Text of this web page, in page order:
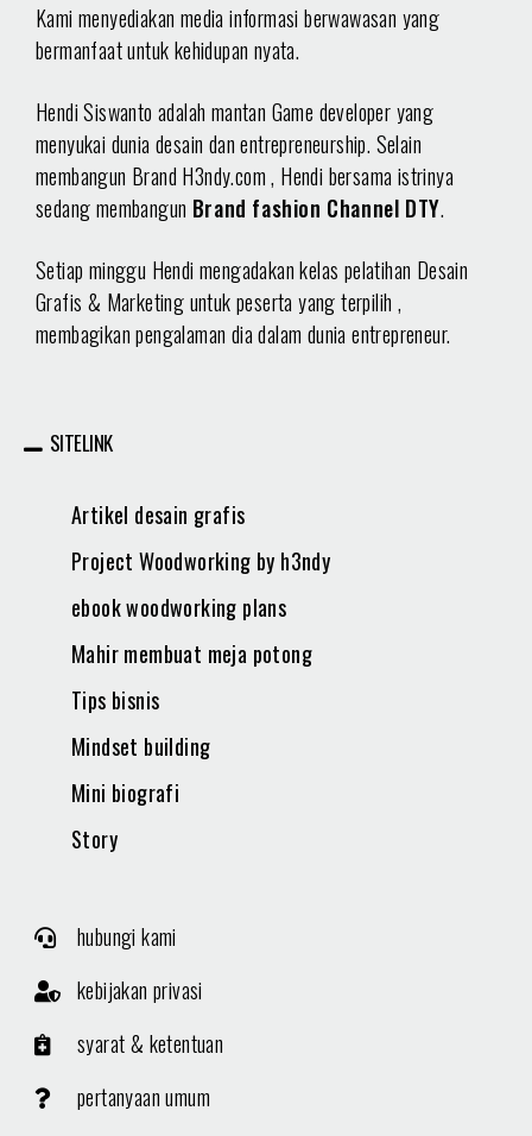
Kami menyediakan media informasi berwawasan yang
bermanfaat untuk kehidupan nyata.
Hendi Siswanto adalah mantan Game developer yang
menyukai dunia desain dan entrepreneurship. Selain
membangun Brand H3ndy.com , Hendi bersama istrinya
sedang membangun Brand fashion Channel DTY.
Setiap minggu Hendi mengadakan kelas pelatihan Desain
Grafis & Marketing untuk peserta yang terpilih ,
membagikan pengalaman dia dalam dunia entrepreneur.
SITELINK
Artikel desain grafis
Project Woodworking by h3ndy
ebook woodworking plans
Mahir membuat meja potong
Tips bisnis
Mindset building
Mini biografi
Story
hubungi kami
kebijakan privasi
syarat & ketentuan
pertanyaan umum